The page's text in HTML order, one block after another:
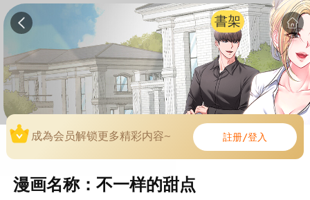
書架
成為会员解锁更多精彩内容~ 註册/登入
漫画名称：不一样的甜点